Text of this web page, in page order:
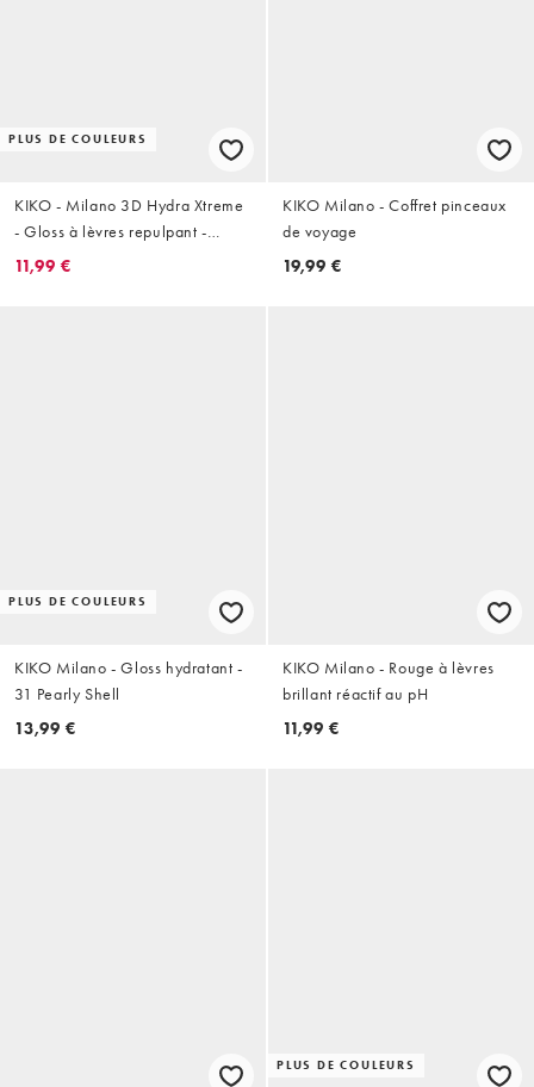
PLUS DE COULEURS
KIKO - Milano 3D Hydra Xtreme
- Gloss à lèvres repulpant -
02 Irish Coffee
11,99 €
KIKO Milano - Coffret pinceaux
de voyage
19,99 €
PLUS DE COULEURS
KIKO Milano - Gloss hydratant -
31 Pearly Shell
13,99 €
KIKO Milano - Rouge à lèvres
brillant réactif au pH
11,99 €
PLUS DE COULEURS